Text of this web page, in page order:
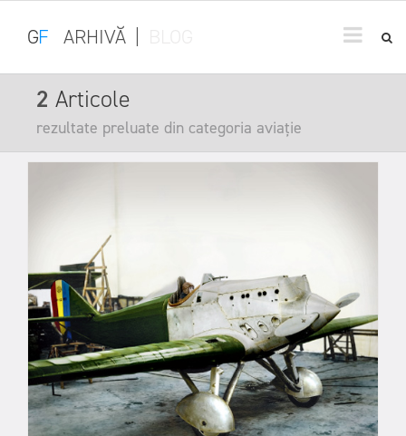
GF ARHIVĂ
2 Articole
rezultate preluate din categoria aviație